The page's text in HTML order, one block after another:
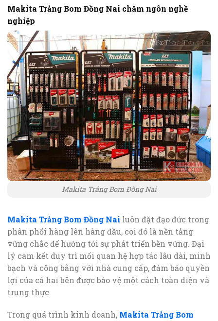
Makita Trảng Bom Đồng Nai chăm ngôn nghề
nghiệp
Makita Trảng Bom Đồng Nai
Makita Trảng Bom Đồng Nai luôn đặt đạo đức trong
phân phối hàng lên hàng đầu, coi đó là nền tảng
vững chắc để hướng tới sự phát triển bền vững. Đại
lý cam kết duy trì mối quan hệ hợp tác lâu dài, minh
bạch và công bằng với nhà cung cấp, đảm bảo quyền
lợi của cả hai bên được bảo vệ một cách toàn diện và
trung thực.
Trong quá trình kinh doanh, Makita Trảng Bom